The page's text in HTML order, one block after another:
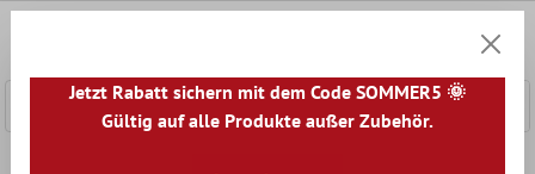
Jetzt Rabatt sichern mit dem Code SOMMER5 🌞
Gültig auf alle Produkte außer Zubehör.